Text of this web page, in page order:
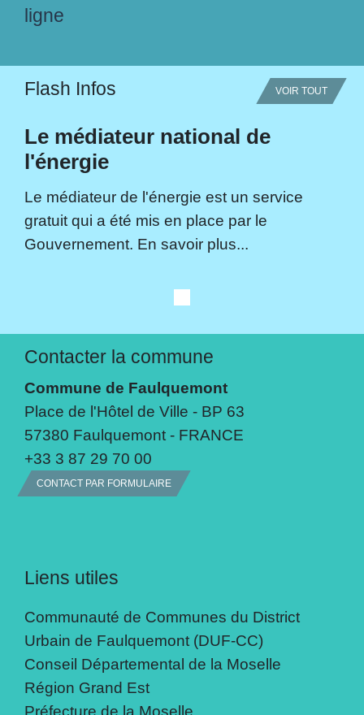
ligne
Flash Infos VOIR TOUT
Le médiateur national de
l'énergie
Le médiateur de l'énergie est un service
gratuit qui a été mis en place par le
Gouvernement. En savoir plus...
Contacter la commune
Commune de Faulquemont
Place de l'Hôtel de Ville - BP 63
57380 Faulquemont - FRANCE
+33 3 87 29 70 00
CONTACT PAR FORMULAIRE
Liens utiles
Communauté de Communes du District
Urbain de Faulquemont (DUF-CC)
Conseil Départemental de la Moselle
Région Grand Est
Préfecture de la Moselle